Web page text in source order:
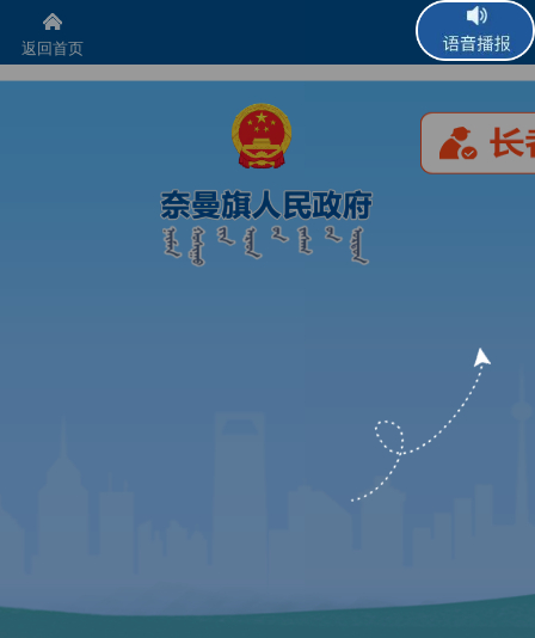
返回首页 语音播报